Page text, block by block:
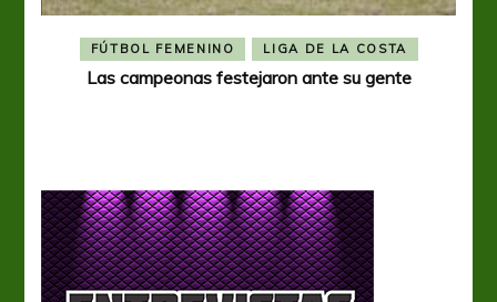
FÚTBOL FEMENINO LIGA DE LA COSTA
Las campeonas festejaron ante su gente